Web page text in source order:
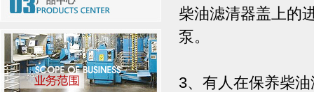
柴油滤清器盖上的
泵。
3、有人在保养柴